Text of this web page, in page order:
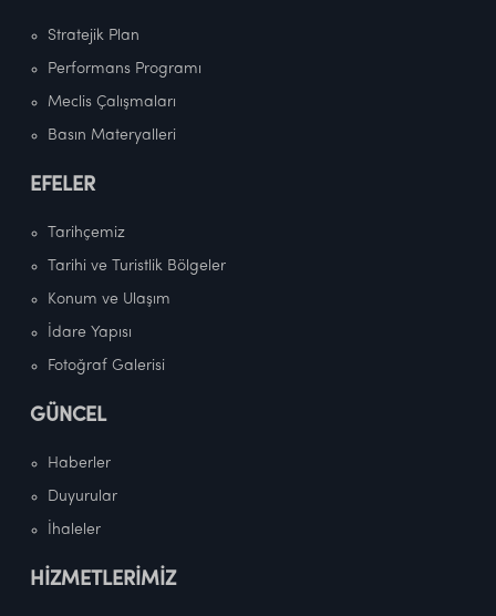
Stratejik Plan
Performans Programı
Meclis Çalışmaları
Basın Materyalleri
EFELER
Tarihçemiz
Tarihi ve Turistlik Bölgeler
Konum ve Ulaşım
İdare Yapısı
Fotoğraf Galerisi
GÜNCEL
Haberler
Duyurular
İhaleler
HİZMETLERİMİZ